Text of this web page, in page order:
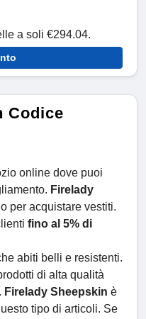
a soli €294.04.
Codice
online dove puoi
Firelady
per acquistare vestiti.
fino al 5% di
abiti belli e resistenti.
di alta qualità
Firelady Sheepskin è
tipo di articoli. Se